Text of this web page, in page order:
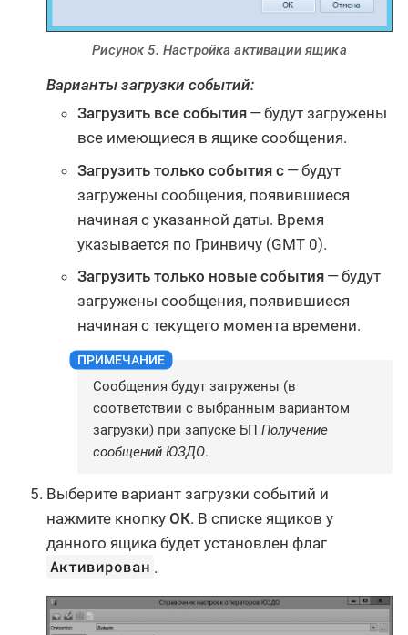
Рисунок 5. Настройка активации ящика
Варианты загрузки событий:
Загрузить все события — будут загружены
все имеющиеся в ящике сообщения.
Загрузить только события с — будут
загружены сообщения, появившиеся
начиная с указанной даты. Время
указывается по Гринвичу (GMT 0).
Загрузить только новые события — будут
загружены сообщения, появившиеся
начиная с текущего момента времени.
Сообщения будут загружены (в
соответствии с выбранным вариантом
загрузки) при запуске БП Получение
сообщений ЮЗДО.
Выберите вариант загрузки событий и
нажмите кнопку ОК. В списке ящиков у
данного ящика будет установлен флаг
Активирован .